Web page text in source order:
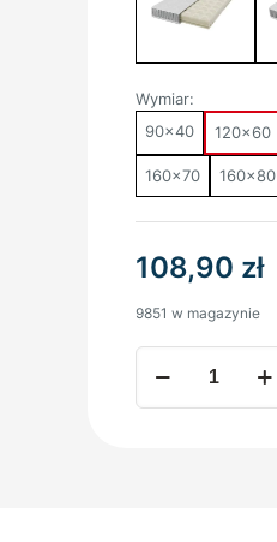
Wymiar:
90x40
120x60
160x70 160x80
108,90 zł
9851 w magazynie
ilość
Materac
do